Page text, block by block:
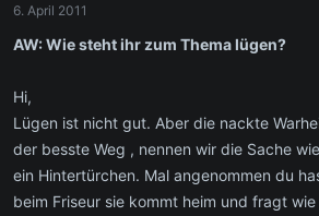
6. April 2011
AW: Wie steht ihr zum Thema lügen?
Hi,
Lügen ist nicht gut. Aber die nackte
der besste Weg , nennen wir die Sache
ein Hintertürchen. Mal angenommen du
beim Friseur sie kommt heim und fragt